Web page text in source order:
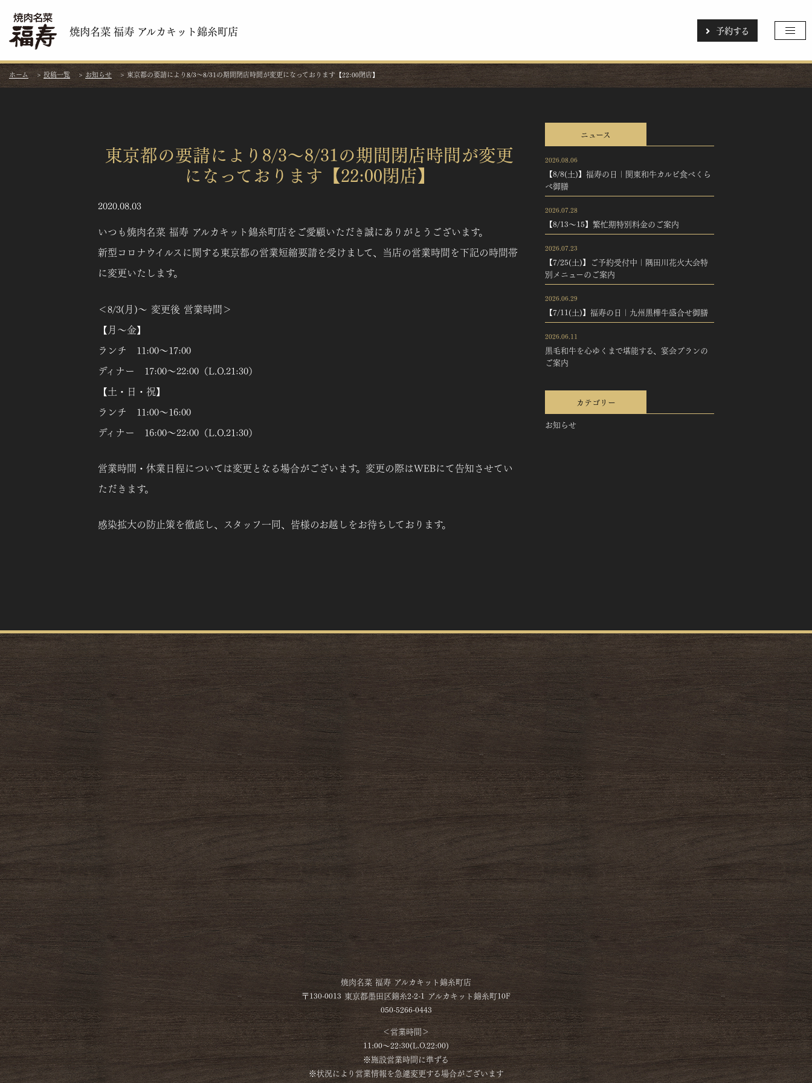
焼肉名菜 福寿 アルカキット錦糸町店 予約する
ホーム > 投稿一覧 > お知らせ > 東京都の要請により8/3〜8/31の期間閉店時間が変更になっております【22:00閉店】
東京都の要請により8/3〜8/31の期間閉店時間が変更
になっております【22:00閉店】
2020.08.03
いつも焼肉名菜 福寿 アルカキット錦糸町店をご愛顧いただき誠にありがとうございます。
新型コロナウイルスに関する東京都の営業短縮要請を受けまして、当店の営業時間を下記の時間帯
に変更いたします。
＜8/3(月)～ 変更後 営業時間＞
【月～金】
ランチ 11:00～17:00
ディナー 17:00～22:00（L.O.21:30）
【土・日・祝】
ランチ 11:00～16:00
ディナー 16:00～22:00（L.O.21:30）
営業時間・休業日程については変更となる場合がございます。変更の際はWEBにて告知させてい
ただきます。
感染拡大の防止策を徹底し、スタッフ一同、皆様のお越しをお待ちしております。
ニュース
2026.08.06
【8/8(土)】福寿の日｜関東和牛カルビ食べくら
べ御膳
2026.07.28
【8/13〜15】繁忙期特別料金のご案内
2026.07.23
【7/25(土)】ご予約受付中｜隅田川花火大会特
別メニューのご案内
2026.06.29
【7/11(土)】福寿の日｜九州黒樺牛盛合せ御膳
2026.06.11
黒毛和牛を心ゆくまで堪能する、宴会プランの
ご案内
カテゴリー
お知らせ
焼肉名菜 福寿 アルカキット錦糸町店
〒130-0013 東京都墨田区錦糸2-2-1 アルカキット錦糸町10F
050-5266-0443
＜営業時間＞
11:00～22:30(L.O.22:00)
※施設営業時間に準ずる
※状況により営業情報を急遽変更する場合がございます